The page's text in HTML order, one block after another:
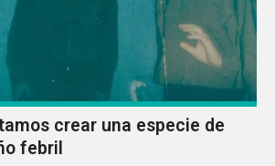
crear una especie de
febril